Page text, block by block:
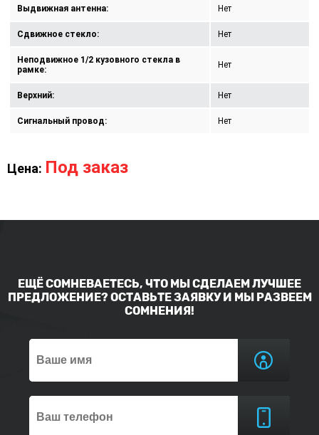
Выдвижная антенна: Нет
Сдвижное стекло: Нет
Неподвижное 1/2 кузовного стекла в
рамке:
Нет
Верхний: Нет
Сигнальный провод: Нет
Цена: Под заказ
ЕЩЁ СОМНЕВАЕТЕСЬ, ЧТО МЫ СДЕЛАЕМ ЛУЧШЕЕ
ПРЕДЛОЖЕНИЕ? ОСТАВЬТЕ ЗАЯВКУ И МЫ РАЗВЕЕМ
СОМНЕНИЯ!